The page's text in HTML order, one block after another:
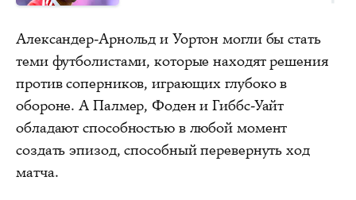
Александер-Арнольд и Уортон могли бы стать
теми футболистами, которые находят решения
против соперников, играющих глубоко в
обороне. А Палмер, Фоден и Гиббс-Уайт
обладают способностью в любой момент
создать эпизод, способный перевернуть ход
матча.